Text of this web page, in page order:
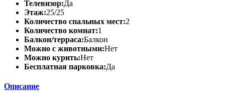
Телевизор:Да
Этаж:25/25
Количество спальных мест:2
Количество комнат:1
Балкон/терраса:Балкон
Можно с животными:Нет
Можно курить:Нет
Бесплатная парковка:Да
Описание